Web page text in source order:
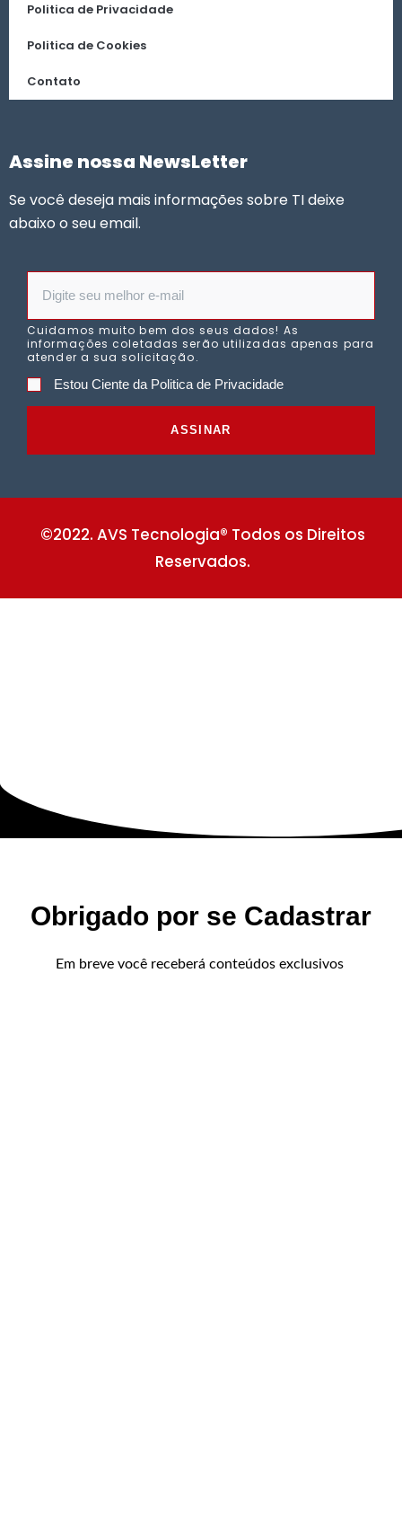
Politica de Privacidade
Politica de Cookies
Contato
Assine nossa NewsLetter
Se você deseja mais informações sobre TI deixe
abaixo o seu email.
Cuidamos muito bem dos seus dados! As
informações coletadas serão utilizadas apenas para
atender a sua solicitação.
Estou Ciente da Politica de Privacidade
ASSINAR
©2022. AVS Tecnologia® Todos os Direitos
Reservados.
Obrigado por se Cadastrar
Em breve você receberá conteúdos exclusivos